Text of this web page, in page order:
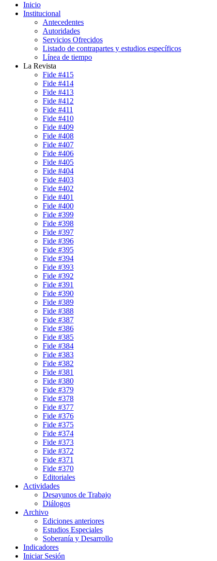
Inicio
Institucional
Antecedentes
Autoridades
Servicios Ofrecidos
Listado de contrapartes y estudios específicos
Línea de tiempo
La Revista
Fide #415
Fide #414
Fide #413
Fide #412
Fide #411
Fide #410
Fide #409
Fide #408
Fide #407
Fide #406
Fide #405
Fide #404
Fide #403
Fide #402
Fide #401
Fide #400
Fide #399
Fide #398
Fide #397
Fide #396
Fide #395
Fide #394
Fide #393
Fide #392
Fide #391
Fide #390
Fide #389
Fide #388
Fide #387
Fide #386
Fide #385
Fide #384
Fide #383
Fide #382
Fide #381
Fide #380
Fide #379
Fide #378
Fide #377
Fide #376
Fide #375
Fide #374
Fide #373
Fide #372
Fide #371
Fide #370
Editoriales
Actividades
Desayunos de Trabajo
Diálogos
Archivo
Ediciones anteriores
Estudios Especiales
Soberanía y Desarrollo
Indicadores
Iniciar Sesión